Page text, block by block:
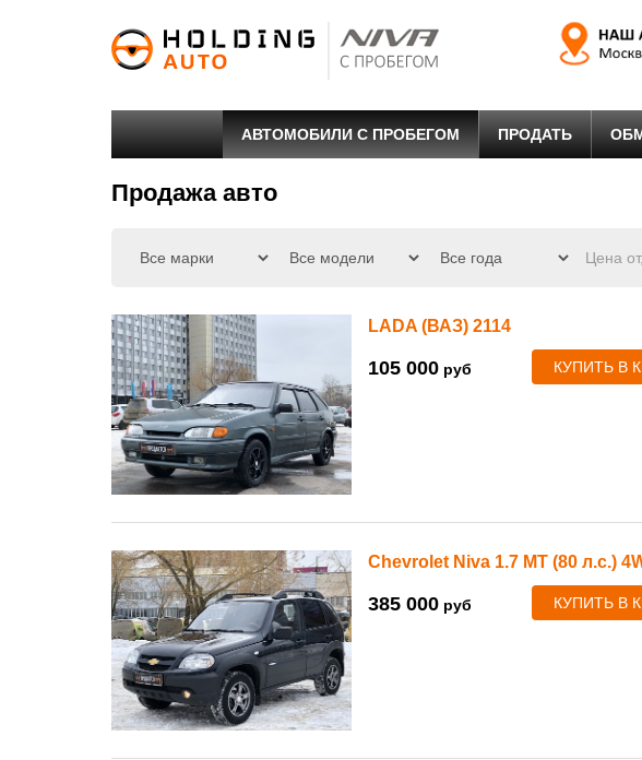
АВТОМОБИЛИ С ПРОБЕГОМ ПРОДАТЬ
Продажа авто
LADA (ВАЗ) 2114
105 000 руб КУПИТЬ В
Chevrolet Niva 1.7 MT (80 л.с.)
385 000 руб КУПИТЬ В